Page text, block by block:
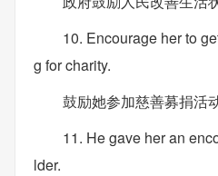
10. Encourage her to
g for charity.
鼓励她参加慈善募捐活动
11. He gave her an
lder.